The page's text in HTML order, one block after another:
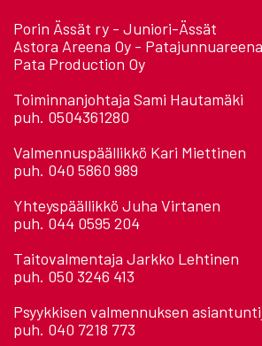
Porin Ässät ry - Juniori-Ässät
Astora Areena Oy - Patajunnuareena
Pata Production Oy
Toiminnanjohtaja Sami Hautamäki
puh. 0504361280
Valmennuspäällikkö Kari Miettinen
puh. 040 5860 989
Yhteyspäällikkö Juha Virtanen
puh. 044 0595 204
Taitovalmentaja Jarkko Lehtinen
puh. 050 3246 413
Psyykkisen valmennuksen
puh. 040 7218 773